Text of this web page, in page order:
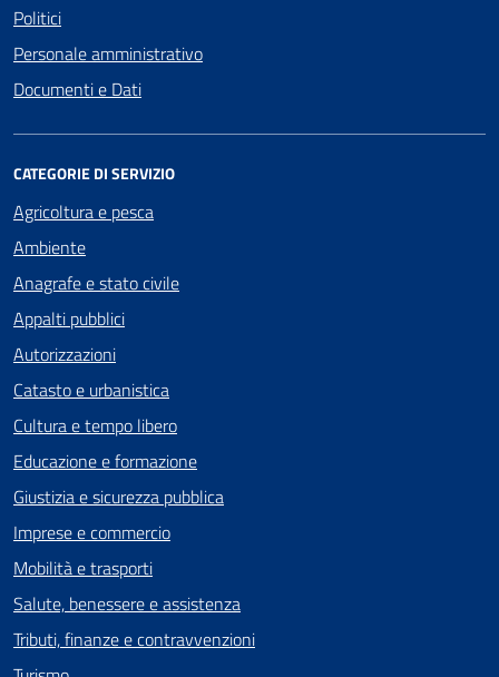
Politici
Personale amministrativo
Documenti e Dati
CATEGORIE DI SERVIZIO
Agricoltura e pesca
Ambiente
Anagrafe e stato civile
Appalti pubblici
Autorizzazioni
Catasto e urbanistica
Cultura e tempo libero
Educazione e formazione
Giustizia e sicurezza pubblica
Imprese e commercio
Mobilità e trasporti
Salute, benessere e assistenza
Tributi, finanze e contravvenzioni